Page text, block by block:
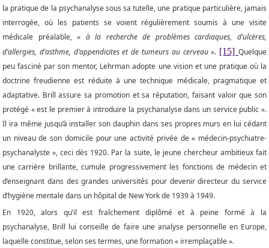
la pratique de la psychanalyse sous sa tutelle, une pratique particulière, jamais
interrogée, où les patients se voient régulièrement soumis à une visite
médicale préalable, « à la recherche de problèmes cardiaques, d’ulcères,
d’allergies, d’asthme, d’appendicites et de tumeurs au cerveau». [15]Quelque
peu fasciné par son mentor, Lehrman adopte une vision et une pratique où la
doctrine freudienne est réduite à une technique médicale, pragmatique et
adaptative. Brill assure sa promotion et sa réputation, faisant valoir que son
protégé « est le premier à introduire la psychanalyse dans un service public ».
Il ira même jusqu’à installer son dauphin dans ses propres murs en lui cédant
un niveau de son domicile pour une activité privée de « médecin-psychiatre-
psychanalyste », ceci dès 1920. Par la suite, le jeune chercheur ambitieux fait
une carrière brillante, cumule progressivement les fonctions de médecin et
d’enseignant dans des grandes universités pour devenir directeur du service
d’hygiène mentale dans un hôpital de New York de 1939 à 1949.
En 1920, alors qu’il est fraîchement diplômé et à peine formé à la
psychanalyse, Brill lui conseille de faire une analyse personnelle en Europe,
laquelle constitue, selon ses termes, une formation « irremplaçable ».